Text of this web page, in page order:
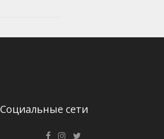
Социальные сети